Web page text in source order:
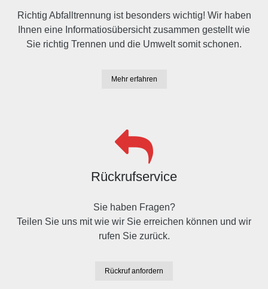
Richtig Abfalltrennung ist besonders wichtig! Wir haben
Ihnen eine Informatiosübersicht zusammen gestellt wie
Sie richtig Trennen und die Umwelt somit schonen.
Mehr erfahren
Rückrufservice
Sie haben Fragen?
Teilen Sie uns mit wie wir Sie erreichen können und wir
rufen Sie zurück.
Rückruf anfordern